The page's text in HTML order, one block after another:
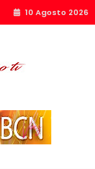
10 Agosto 2026